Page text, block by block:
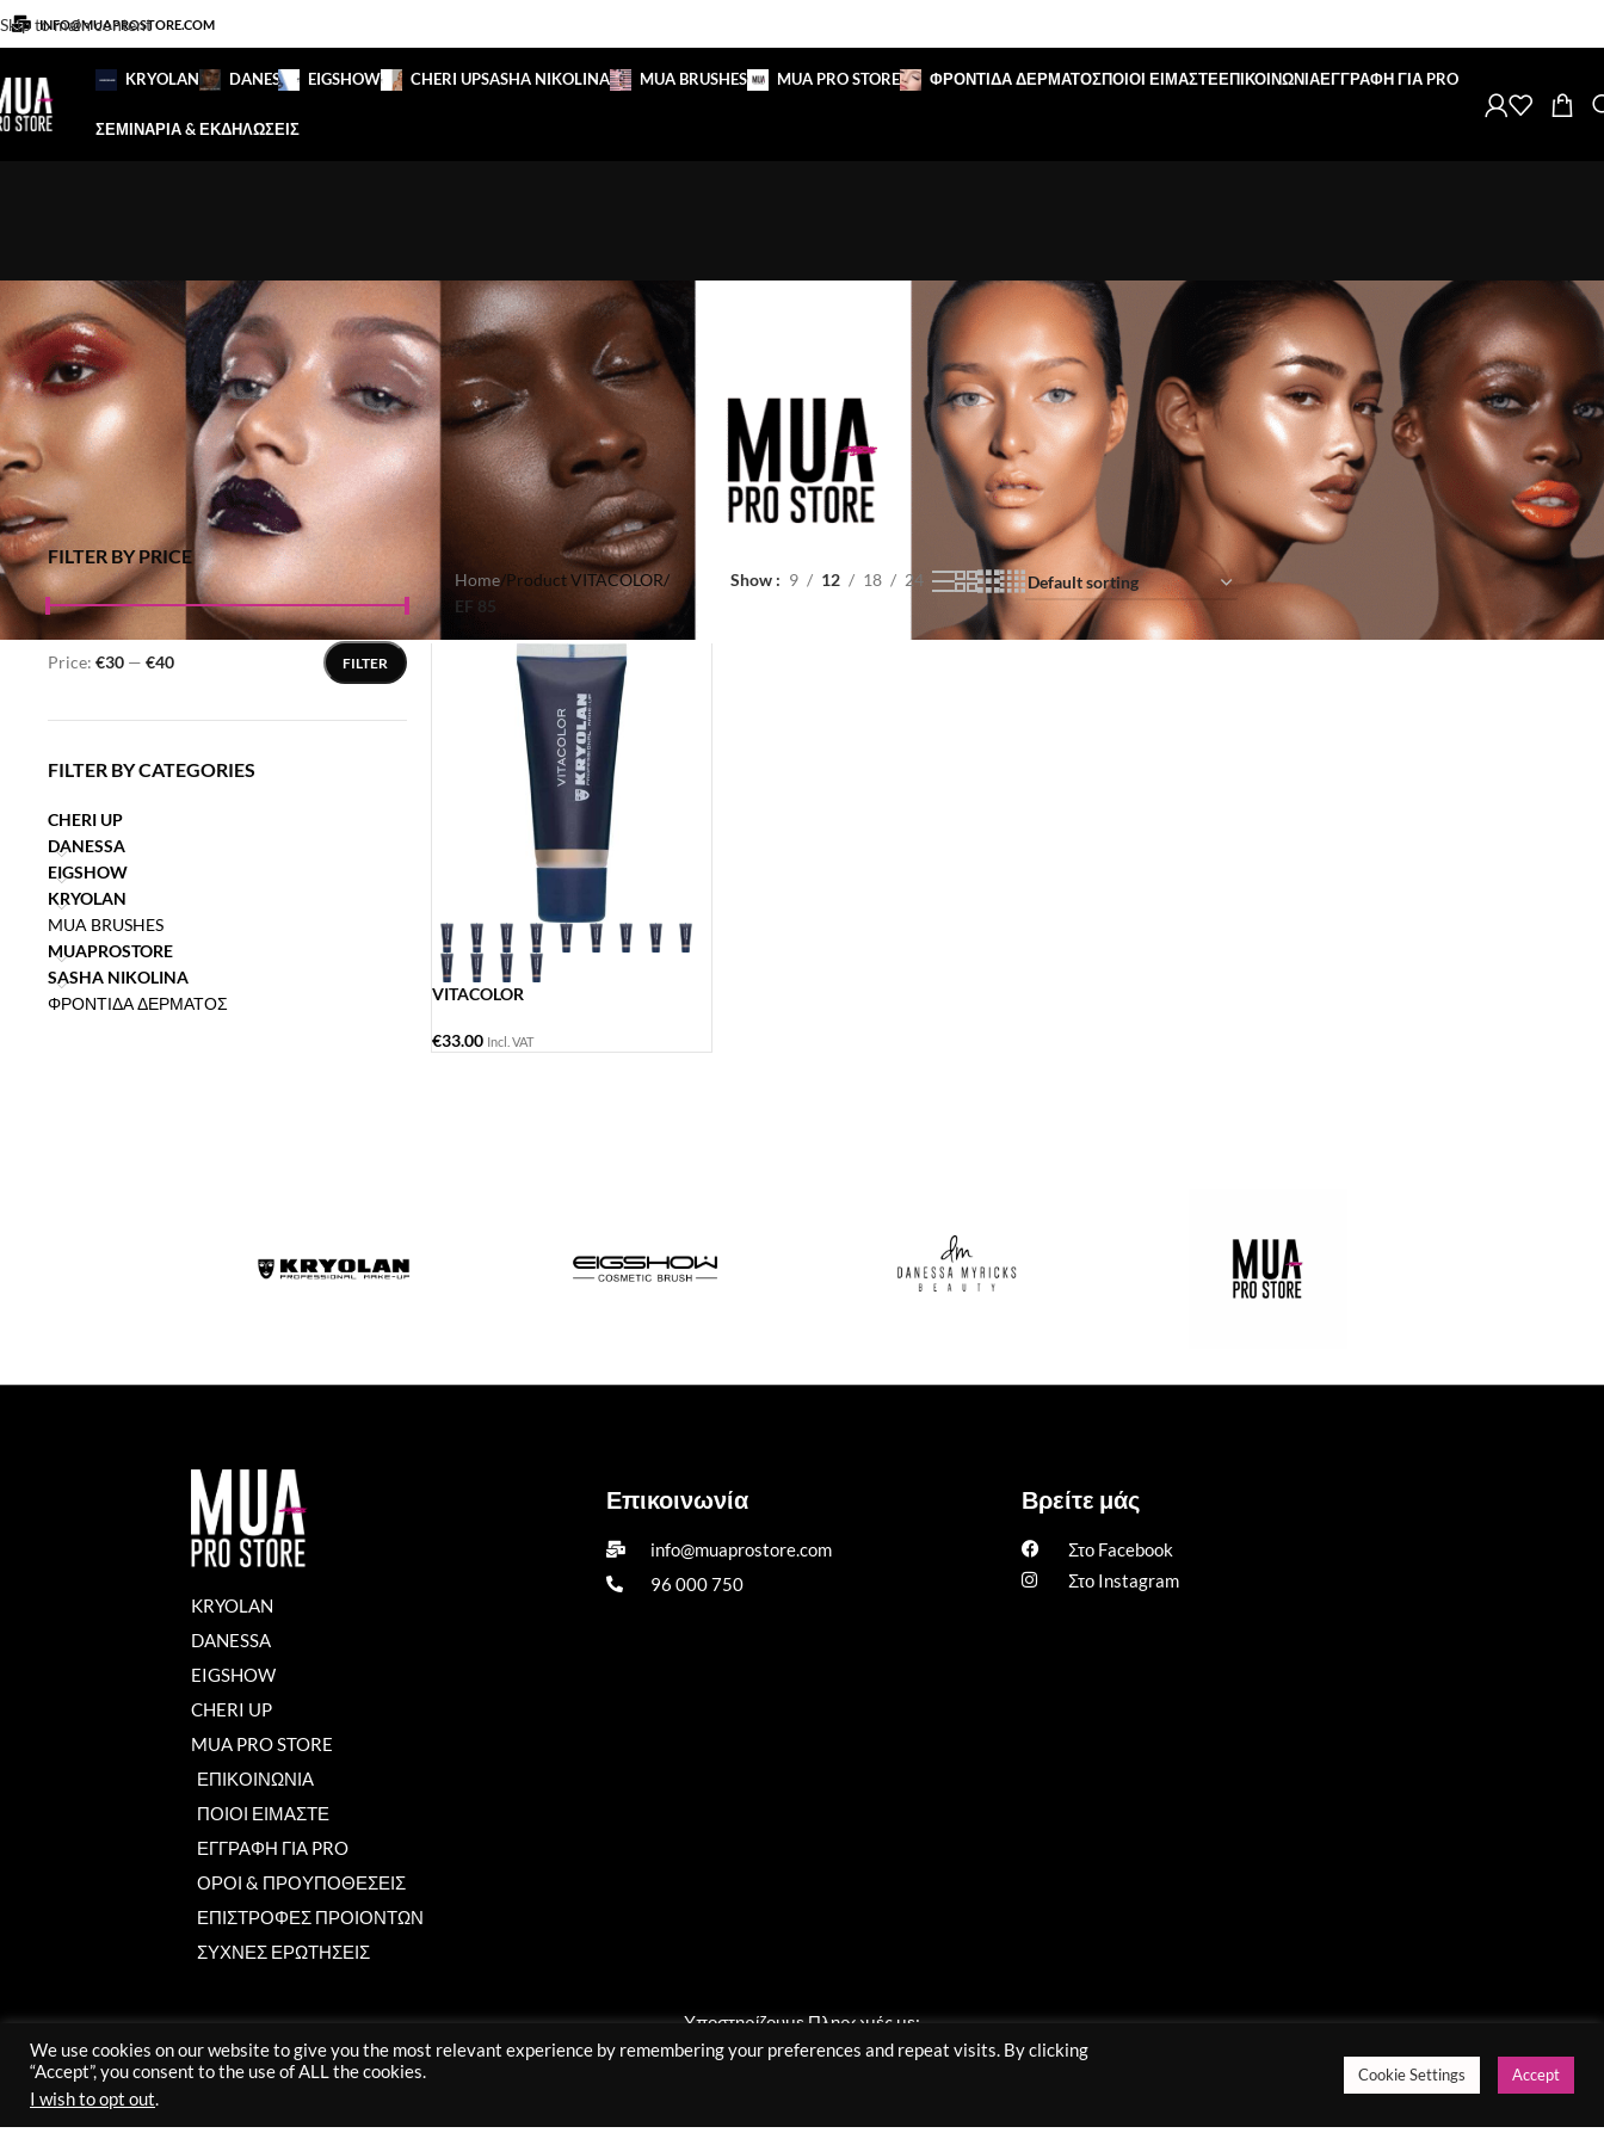
Skip to main content
INFO@MUAPROSTORE.COM
KRYOLAN DANESSA EIGSHOW CHERI UPSASHA NIKOLINA MUA BRUSHES MUA PRO STORE ΦΡΟΝΤΙΔΑ ΔΕΡΜΑΤΟΣΠΟΙΟΙ ΕΙΜΑΣΤΕΕΠΙΚΟΙΝΩΝΙΑΕΓΓΡΑΦΗ ΓΙΑ PRO
ΣΕΜΙΝΑΡΙΑ & ΕΚΔΗΛΩΣΕΙΣ
FILTER BY PRICE
FILTER
Price: €30 — €40
FILTER BY CATEGORIES
CHERI UP
DANESSA
EIGSHOW
KRYOLAN
MUA BRUSHES
MUAPROSTORE
SASHA NIKOLINA
ΦΡΟΝΤΙΔΑ ΔΕΡΜΑΤΟΣ
Home/Product VITACOLOR/
EF 85
Show 9 12 18 24
VITACOLOR
€33.00 Incl. VAT
KRYOLAN
DANESSA
EIGSHOW
CHERI UP
MUA PRO STORE
ΕΠΙΚΟΙΝΩΝΙΑ
ΠΟΙΟΙ ΕΙΜΑΣΤΕ
ΕΓΓΡΑΦΗ ΓΙΑ PRO
ΟΡΟΙ & ΠΡΟΥΠΟΘΕΣΕΙΣ
ΕΠΙΣΤΡΟΦΕΣ ΠΡΟΙΟΝΤΩΝ
ΣΥΧΝΕΣ ΕΡΩΤΗΣΕΙΣ
Επικοινωνία
info@muaprostore.com
96 000 750
Βρείτε μάς
Στο Facebook
Στο Instagram
Υποστηρίζουμε Πληρωμές με:
We use cookies on our website to give you the most relevant experience by remembering your preferences and repeat visits. By clicking
“Accept”, you consent to the use of ALL the cookies.
I wish to opt out.
Cookie Settings Accept